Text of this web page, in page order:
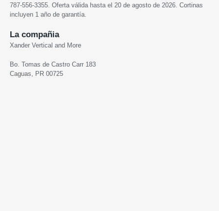
787-556-3355. Oferta válida hasta el 20 de agosto de 2026 . Cortinas
incluyen 1 año de garantía.
La compañia
Xander Vertical and More
Bo. Tomas de Castro Carr 183
Caguas, PR 00725